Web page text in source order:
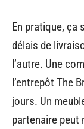
En pratique, ça
délais de
l’autre. Une
l’entrepôt The
jours. Un
partenaire peut